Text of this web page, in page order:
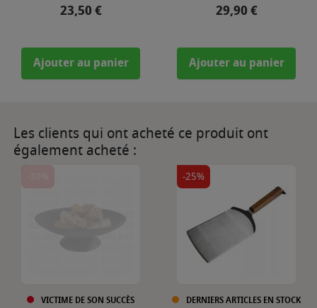
Prix
23,50 €
Ajouter au panier
Prix
29,90 €
Ajouter au panier
Les clients qui ont acheté ce produit ont
également acheté :
VICTIME DE SON SUCCÈS
-25%
DERNIERS ARTICLES EN STOCK